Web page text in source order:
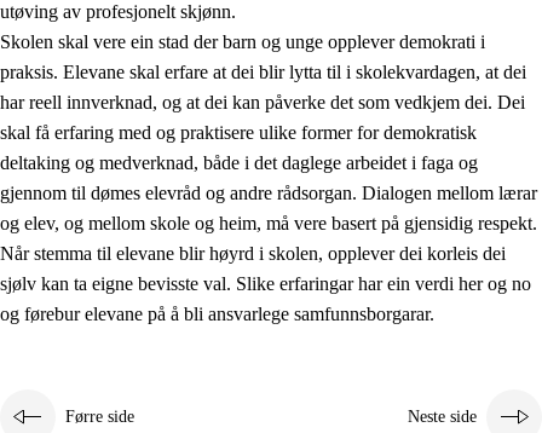
utøving av profesjonelt skjønn.
Skolen skal vere ein stad der barn og unge opplever demokrati i
praksis. Elevane skal erfare at dei blir lytta til i skolekvardagen, at dei
har reell innverknad, og at dei kan påverke det som vedkjem dei. Dei
skal få erfaring med og praktisere ulike former for demokratisk
deltaking og medverknad, både i det daglege arbeidet i faga og
gjennom til dømes elevråd og andre rådsorgan. Dialogen mellom lærar
og elev, og mellom skole og heim, må vere basert på gjensidig respekt.
Når stemma til elevane blir høyrd i skolen, opplever dei korleis dei
sjølv kan ta eigne bevisste val. Slike erfaringar har ein verdi her og no
og førebur elevane på å bli ansvarlege samfunnsborgarar.
Førre side Neste side